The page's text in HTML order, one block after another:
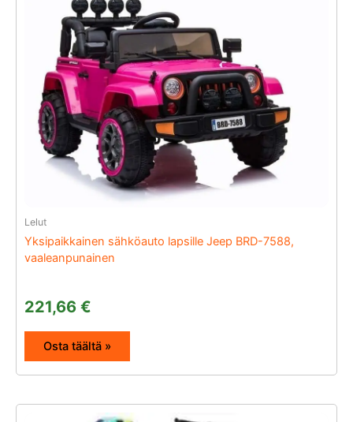
Lelut
Yksipaikkainen sähköauto lapsille Jeep BRD-7588,
vaaleanpunainen
221,66 €
Osta täältä »